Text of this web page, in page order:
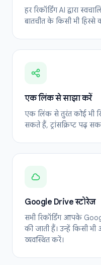
हर रिकॉर्डिंग AI द्वारा
बातचीत के किसी भी
एक लिंक से साझा करें
एक लिंक से तुरंत कोई भी
सकते हैं, ट्रांसक्रिप्ट पढ़
Google Drive स्टोरेज
सभी रिकॉर्डिंग आपके
की जाती हैं। उन्हें किसी
व्यवस्थित करें।